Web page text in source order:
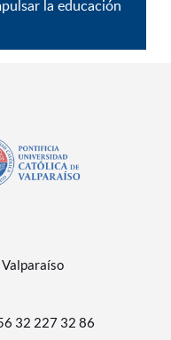
la educación
32 227 32 86